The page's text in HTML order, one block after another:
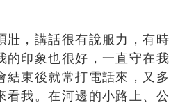
壯，講話很有說服力，有時
的印象也很好，一直守在我
結束後就常打電話來，又多
看我。在河邊的小路上、公